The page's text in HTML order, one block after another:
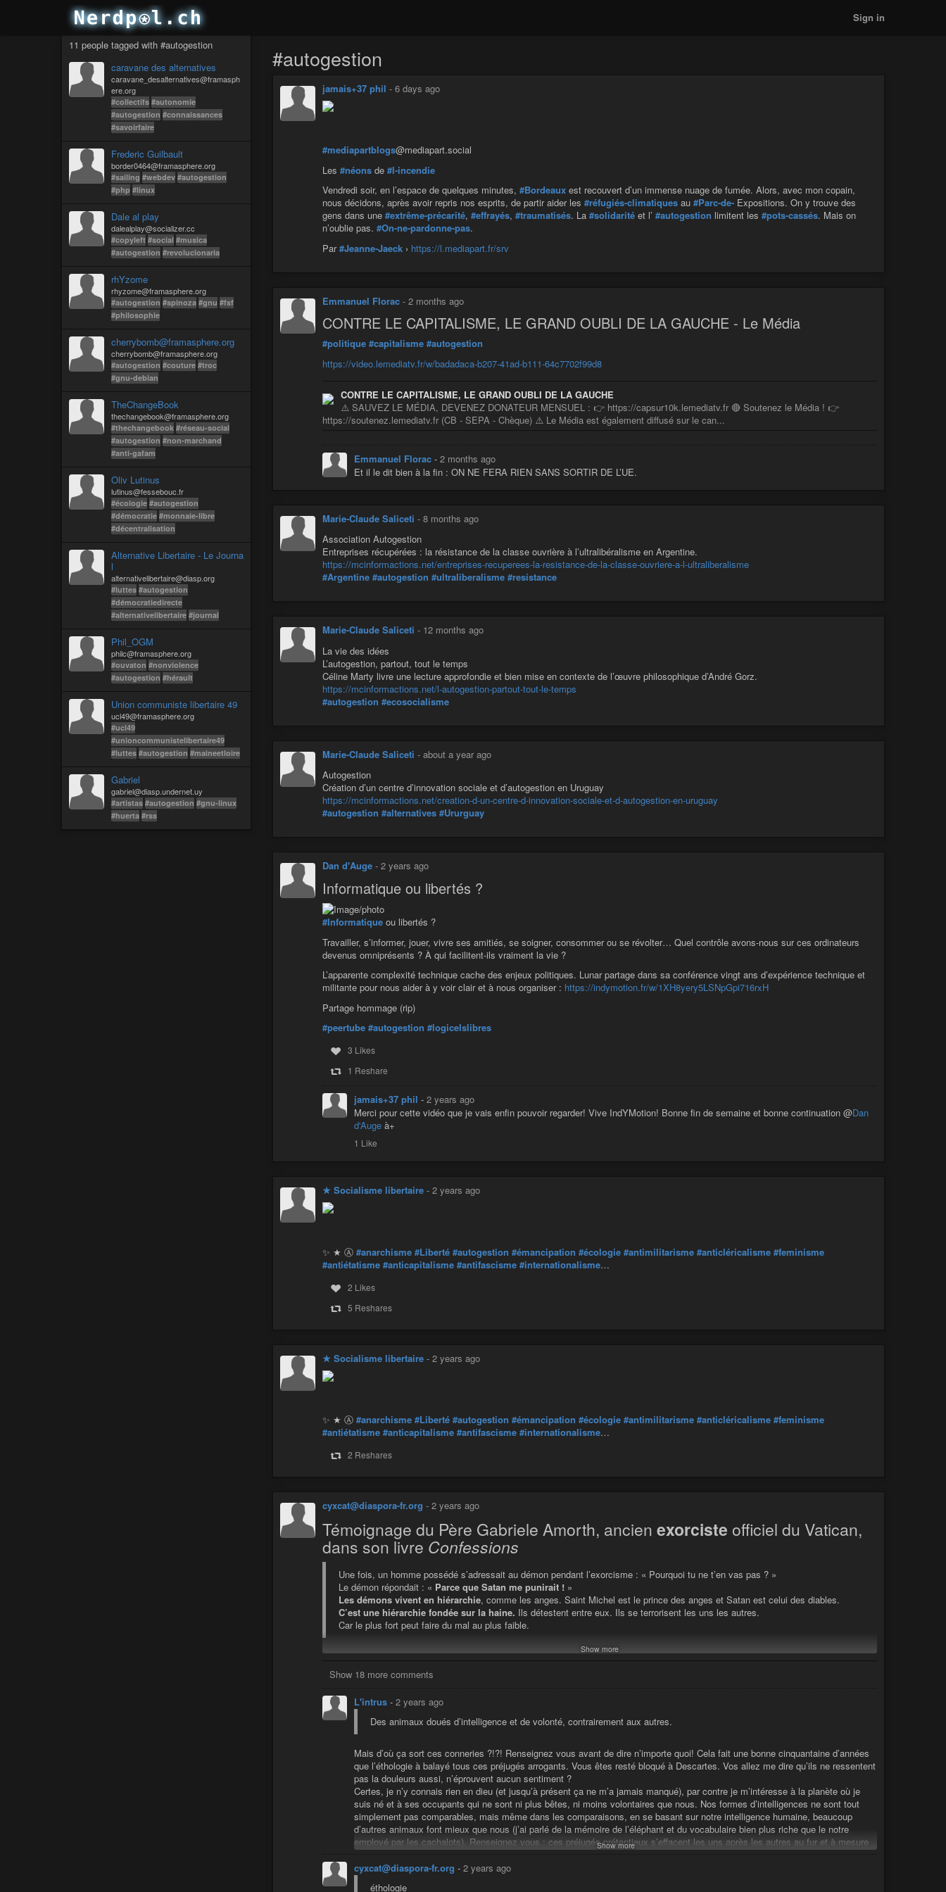
Sign in
11 people tagged with #autogestion
caravane des alternatives
caravane_desalternatives@framasph
ere.org
#collectifs #autonomie
#autogestion #connaissances
#savoirfaire
Frederic Guilbault
border0464@framasphere.org
#sailing #webdev #autogestion
#php #linux
Dale al play
dalealplay@socializer.cc
#copyleft #social #musica
#autogestion #revolucionaria
rhYzome
rhyzome@framasphere.org
#autogestion #spinoza #gnu #fsf
#philosophie
cherrybomb@framasphere.org
cherrybomb@framasphere.org
#autogestion #couture #troc
#gnu-debian
TheChangeBook
thechangebook@framasphere.org
#thechangebook #réseau-social
#autogestion #non-marchand
#anti-gafam
Oliv Lutinus
lutinus@fessebouc.fr
#écologie #autogestion
#démocratie #monnaie-libre
#décentralisation
Alternative Libertaire - Le Journa
l
alternativelibertaire@diasp.org
#luttes #autogestion
#démocratiedirecte
#alternativelibertaire #journal
Phil_OGM
philc@framasphere.org
#ouvaton #nonviolence
#autogestion #hérault
Union communiste libertaire 49
ucl49@framasphere.org
#ucl49
#unioncommunistelibertaire49
#luttes #autogestion #maineetloire
Gabriel
gabriel@diasp.undernet.uy
#artistas #autogestion #gnu-linux
#huerta #rss
#autogestion
jamais+37 phil - 6 days ago
#mediapartblogs@mediapart.social
Les #néons de #l-incendie
Vendredi soir, en l’espace de quelques minutes, #Bordeaux est recouvert d’un immense nuage de fumée. Alors, avec mon copain,
nous décidons, après avoir repris nos esprits, de partir aider les #réfugiés-climatiques au #Parc-de- Expositions. On y trouve des
gens dans une #extrême-précarité, #effrayés, #traumatisés. La #solidarité et l’ #autogestion limitent les #pots-cassés. Mais on
n’oublie pas. #On-ne-pardonne-pas.
Par#Jeanne-Jaeck › https://l.mediapart.fr/srv
Emmanuel Florac - 2 months ago
CONTRE LE CAPITALISME, LE GRAND OUBLI DE LA GAUCHE - Le Média
#politique #capitalisme #autogestion
https://video.lemediatv.fr/w/badadaca-b207-41ad-b111-64c7702f99d8
CONTRE LE CAPITALISME, LE GRAND OUBLI DE LA GAUCHE
⚠️ SAUVEZ LE MÉDIA, DEVENEZ DONATEUR MENSUEL : 👉 https://capsur10k.lemediatv.fr 🔴 Soutenez le Média ! 👉
https://soutenez.lemediatv.fr (CB - SEPA - Chèque) ⚠️ Le Média est également diffusé sur le can...
Emmanuel Florac - 2 months ago
Et il le dit bien à la fin : ON NE FERA RIEN SANS SORTIR DE L’UE.
Marie-Claude Saliceti - 8 months ago
Association Autogestion
Entreprises récupérées : la résistance de la classe ouvrière à l’ultralibéralisme en Argentine.
https://mcinformactions.net/entreprises-recuperees-la-resistance-de-la-classe-ouvriere-a-l-ultraliberalisme
#Argentine #autogestion #ultraliberalisme #resistance
Marie-Claude Saliceti - 12 months ago
La vie des idées
L’autogestion, partout, tout le temps
Céline Marty livre une lecture approfondie et bien mise en contexte de l’œuvre philosophique d’André Gorz.
https://mcinformactions.net/l-autogestion-partout-tout-le-temps
#autogestion #ecosocialisme
Marie-Claude Saliceti - about a year ago
Autogestion
Création d’un centre d’innovation sociale et d’autogestion en Uruguay
https://mcinformactions.net/creation-d-un-centre-d-innovation-sociale-et-d-autogestion-en-uruguay
#autogestion #alternatives #Ururguay
Dan d'Auge - 2 years ago
Informatique ou libertés ?
#Informatique ou libertés ?
Travailler, s’informer, jouer, vivre ses amitiés, se soigner, consommer ou se révolter… Quel contrôle avons-nous sur ces ordinateurs
devenus omniprésents ? À qui facilitent-ils vraiment la vie ?
L’apparente complexité technique cache des enjeux politiques. Lunar partage dans sa conférence vingt ans d’expérience technique et
militante pour nous aider à y voir clair et à nous organiser : https://indymotion.fr/w/1XH8yery5LSNpGpi716rxH
Partage hommage (rip)
#peertube #autogestion #logicelslibres
3 Likes
1 Reshare
jamais+37 phil - 2 years ago
Merci pour cette vidéo que je vais enfin pouvoir regarder! Vive IndYMotion! Bonne fin de semaine et bonne continuation @Dan
d'Auge à+
1 Like
★ Socialisme libertaire - 2 years ago
✨ ★ Ⓐ #anarchisme #Liberté #autogestion #émancipation #écologie #antimilitarisme #anticléricalisme #feminisme
#antiétatisme #anticapitalisme #antifascisme #internationalisme…
2 Likes
5 Reshares
★ Socialisme libertaire - 2 years ago
✨ ★ Ⓐ #anarchisme #Liberté #autogestion #émancipation #écologie #antimilitarisme #anticléricalisme #feminisme
#antiétatisme #anticapitalisme #antifascisme #internationalisme…
2 Reshares
cyxcat@diaspora-fr.org - 2 years ago
Témoignage du Père Gabriele Amorth, ancien exorciste officiel du Vatican,
dans son livre Confessions
Une fois, un homme possédé s’adressait au démon pendant l’exorcisme : « Pourquoi tu ne t’en vas pas ? »
Le démon répondait : « Parce que Satan me punirait ! »
Les démons vivent en hiérarchie, comme les anges. Saint Michel est le prince des anges et Satan est celui des diables.
C’est une hiérarchie fondée sur la haine. Ils détestent entre eux. Ils se terrorisent les uns les autres.
Car le plus fort peut faire du mal au plus faible.
Ce passage résume l’histoire de l’humanité !
Il existe deux manières de voir la hiérarchie :
L’autorité ne s’oppose pas à la vraie liberté !
La liberté est de deux ordres :
La liberté d’indifférence: c’est la possibilité de poser des actes dans un sens ou dans l’autre. Par exemple : choisir une glace
à la fraise ou à la vanille. Plus il y a de choix, plus on est libre sur cet aspect.
La liberté de qualité: c’est la liberté des choses de l’esprit : c’est la capacité de l’esprit à reposer dans la vérité, et à vouloir le
bien. Ce repos apporte une liberté de l’esprit qui nous permet d’explorer les choses à l’infini, et nous ouvre à donner toujours
davantage d’amour à ceux qui nous entourent, de façon totalement gratuite !
La liberté de qualité vient démultiplier la liberté d’indifférence. Pourquoi ? Parce que, quand on choisit le mal (on commet un péché),
celui-i nous enchaîne, de telle sorte qu’après avoir fait le mal longtemps, il est impossible de s’en sortir seul, librement (par la seule
force de ses actes).
La seule manière d’être libre du mal, c’est de s’ancrer dans le bien !
Show more
Show 18 more comments
L'intrus - 2 years ago
Des animaux doués d’intelligence et de volonté, contrairement aux autres.
Mais d’où ça sort ces conneries ?!?! Renseignez vous avant de dire n’importe quoi! Cela fait une bonne cinquantaine d’années
que l’éthologie à balayé tous ces préjugés arrogants. Vous êtes resté bloqué à Descartes. Vos allez me dire qu’ils ne ressentent
pas la douleurs aussi, n’éprouvent aucun sentiment ?
Certes, je n’y connais rien en dieu (et jusqu’à présent ça ne m’a jamais manqué), par contre je m’intéresse à la planète où je
suis né et à ses occupants qui ne sont ni plus bêtes, ni moins volontaires que nous. Nos formes d’intelligences ne sont tout
simplement pas comparables, mais même dans les comparaisons, en se basant sur notre intelligence humaine, beaucoup
d’autres animaux font mieux que nous (j’ai parlé de la mémoire de l’éléphant et du vocabulaire bien plus riche que le notre
employé par les cachalots). Renseignez vous : ces préjugés prétentieux s’effacent les uns après les autres au fur et à mesure
Mais c’est sûr que si on veut les massacrer, mieux vaut se dire qu’ils sont cons…
Show more
cyxcat@diaspora-fr.org - 2 years ago
éthologie